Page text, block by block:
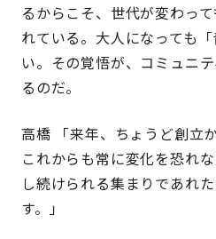
るからこそ、世代が変わっ
れている。大人になっても
い。その覚悟が、コミュニ
るのだ。
高橋 「来年、ちょうど創立
これからも常に変化を恐れ
し続けられる集まりであれ
す。」